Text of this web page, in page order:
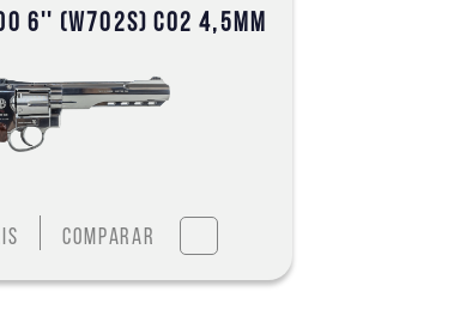
6'' (W702S) CO2 4,5MM
Comparar